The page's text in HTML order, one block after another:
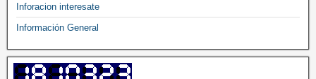
Inforacion interesate
Información General